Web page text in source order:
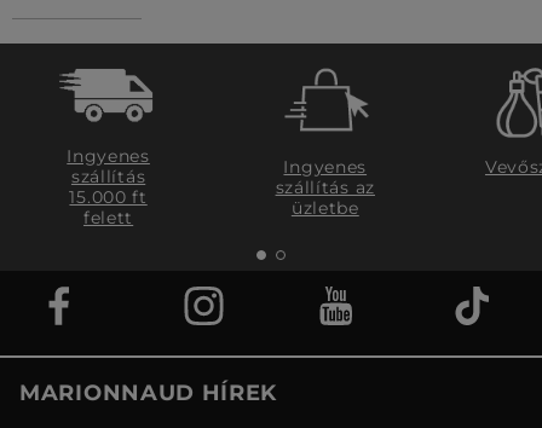
Ingyenes
szállítás
15.000 ft
felett
Ingyenes
szállítás az
üzletbe
MARIONNAUD HÍREK